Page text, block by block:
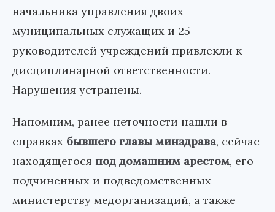
начальника управления двоих
муниципальных служащих и 25
руководителей учреждений привлекли к
дисциплинарной ответственности.
Нарушения устранены.
Напомним, ранее неточности нашли в
справках бывшего главы минздрава, сейчас
находящегося под домашним арестом, его
подчиненных и подведомственных
министерству медорганизаций, а также